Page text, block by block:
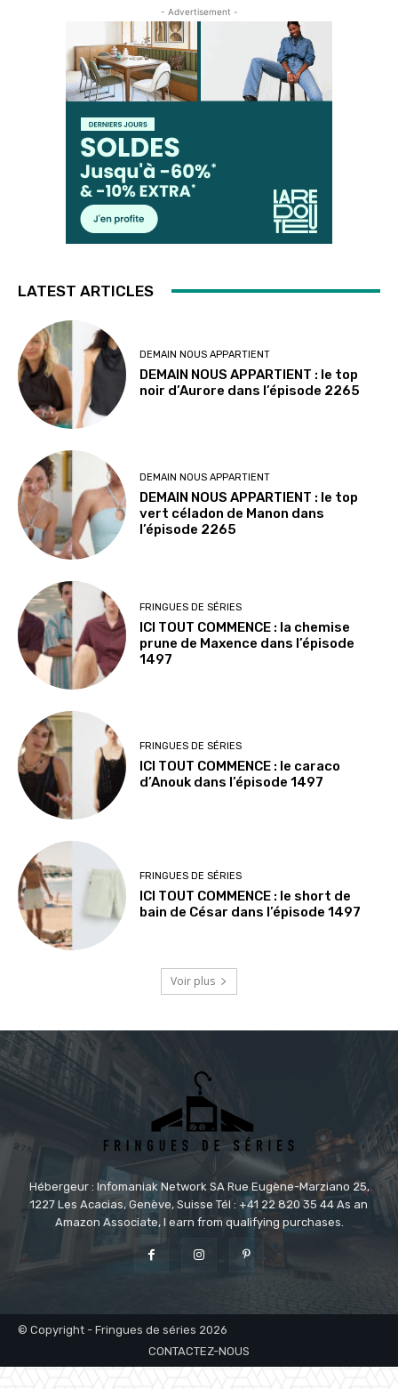
- Advertisement -
LATEST ARTICLES
DEMAIN NOUS APPARTIENT
DEMAIN NOUS APPARTIENT : le top
noir d’Aurore dans l’épisode 2265
DEMAIN NOUS APPARTIENT
DEMAIN NOUS APPARTIENT : le top
vert céladon de Manon dans
l’épisode 2265
FRINGUES DE SÉRIES
ICI TOUT COMMENCE : la chemise
prune de Maxence dans l’épisode
1497
FRINGUES DE SÉRIES
ICI TOUT COMMENCE : le caraco
d’Anouk dans l’épisode 1497
FRINGUES DE SÉRIES
ICI TOUT COMMENCE : le short de
bain de César dans l’épisode 1497
Voir plus
Hébergeur : Infomaniak Network SA Rue Eugène-Marziano 25,
1227 Les Acacias, Genève, Suisse Tél : +41 22 820 35 44 As an
Amazon Associate, I earn from qualifying purchases.
© Copyright - Fringues de séries 2026
CONTACTEZ-NOUS